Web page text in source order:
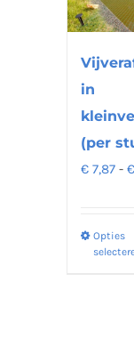
in
(per
€ 7,87 -
Opties